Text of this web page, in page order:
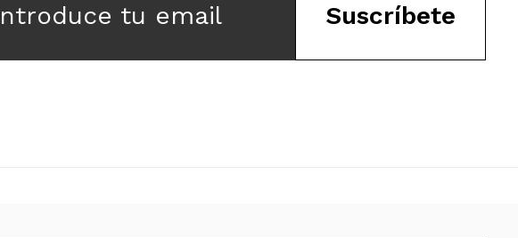
tu email Suscríbete